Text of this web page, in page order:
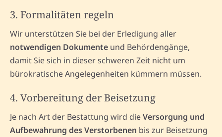
3. Formalitäten regeln
Wir unterstützen Sie bei der Erledigung aller
notwendigen Dokumente und Behördengänge,
damit Sie sich in dieser schweren Zeit nicht um
bürokratische Angelegenheiten kümmern müssen.
4. Vorbereitung der Beisetzung
Je nach Art der Bestattung wird dieVersorgung und
Aufbewahrung des Verstorbenen bis zur Beisetzung